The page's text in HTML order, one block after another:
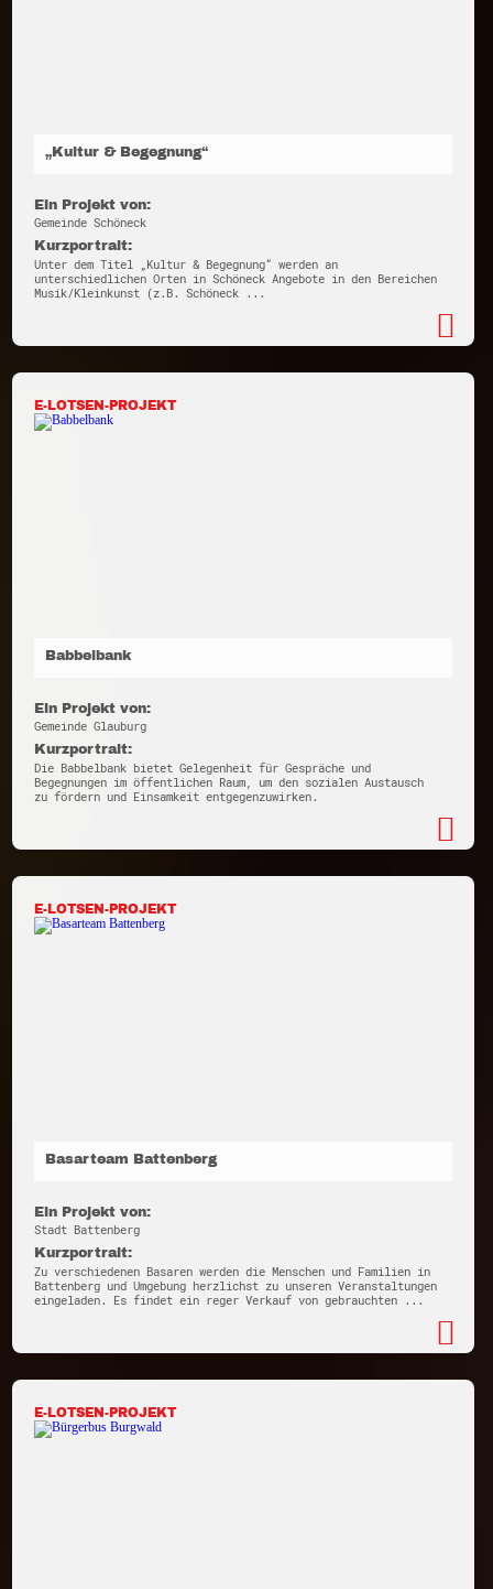
„Kultur & Begegnung“
Ein Projekt von:
Gemeinde Schöneck
Kurzportrait:
Unter dem Titel „Kultur & Begegnung“ werden an
unterschiedlichen Orten in Schöneck Angebote in den Bereichen
Musik/Kleinkunst (z.B. Schöneck ...
E-LOTSEN-PROJEKT
Babbelbank
Ein Projekt von:
Gemeinde Glauburg
Kurzportrait:
Die Babbelbank bietet Gelegenheit für Gespräche und
Begegnungen im öffentlichen Raum, um den sozialen Austausch
zu fördern und Einsamkeit entgegenzuwirken.
E-LOTSEN-PROJEKT
Basarteam Battenberg
Ein Projekt von:
Stadt Battenberg
Kurzportrait:
Zu verschiedenen Basaren werden die Menschen und Familien in
Battenberg und Umgebung herzlichst zu unseren Veranstaltungen
eingeladen. Es findet ein reger Verkauf von gebrauchten ...
E-LOTSEN-PROJEKT